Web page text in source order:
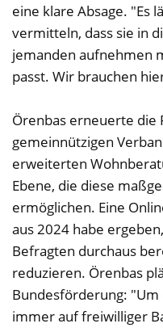
eine klare Absage. "Es
vermitteln, dass sie in
jemanden aufnehmen
passt. Wir brauchen
Örenbas erneuerte die
gemeinnützigen
erweiterten
Ebene, die diese
ermöglichen. Eine
aus 2024 habe
Befragten durchaus
reduzieren. Örenbas
Bundesförderung:
immer auf freiwilliger